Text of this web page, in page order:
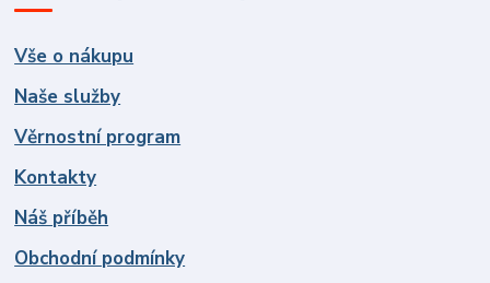
Vše o nákupu
Naše služby
Věrnostní program
Kontakty
Náš příběh
Obchodní podmínky